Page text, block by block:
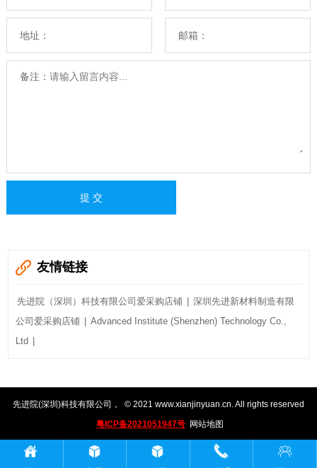
地址： 邮箱：
备注：
友情链接
先进院（深圳）科技有限公司爱采购店铺
深圳先进新材料制造有限
公司爱采购店铺
Advanced Institute (Shenzhen) Technology Co.,
Ltd
先进院(深圳)科技有限公司 ， © 2021 www.xianjinyuan.cn. All rights reserved
粤ICP备2021051947号
网站地图